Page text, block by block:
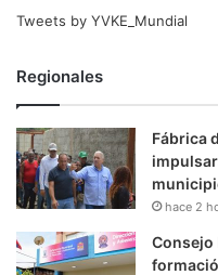
Tweets by YVKE_Mundial
Regionales
Fábrica
hace 2
Consejo